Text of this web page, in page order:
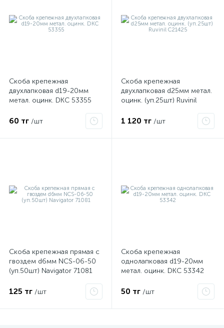
Скоба крепежная
двухлапковая d19-20мм
метал. оцинк. DKC 53355
60 тг /шт
Скоба крепежная
двухлапковая d25мм метал.
оцинк. (уп.25шт) Ruvinil
1 120 тг /шт
Скоба крепежная прямая с
гвоздем d6мм NCS-06-50
(уп.50шт) Navigator 71081
125 тг /шт
Скоба крепежная
однолапковая d19-20мм
метал. оцинк. DKC 53342
50 тг /шт